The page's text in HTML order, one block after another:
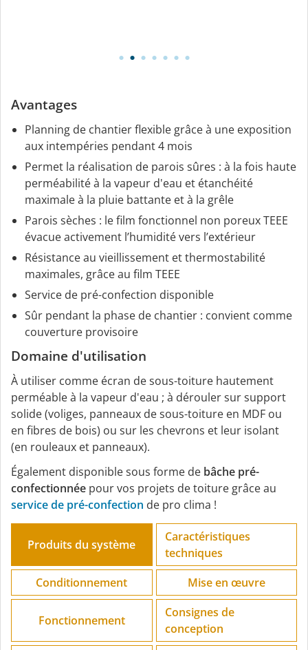
Avantages
Planning de chantier flexible grâce à une exposition
aux intempéries pendant 4 mois
Permet la réalisation de parois sûres : à la fois haute
perméabilité à la vapeur d'eau et étanchéité
maximale à la pluie battante et à la grêle
Parois sèches : le film fonctionnel non poreux TEEE
évacue activement l’humidité vers l’extérieur
Résistance au vieillissement et thermostabilité
maximales, grâce au film TEEE
Service de pré-confection disponible
Sûr pendant la phase de chantier : convient comme
couverture provisoire
Domaine d'utilisation
À utiliser comme écran de sous-toiture hautement
perméable à la vapeur d'eau ; à dérouler sur support
solide (voliges, panneaux de sous-toiture en MDF ou
en fibres de bois) ou sur les chevrons et leur isolant
(en rouleaux et panneaux).
Également disponible sous forme de bâche pré-
confectionnée pour vos projets de toiture grâce au
service de pré-confection de pro clima !
Produits du système
Caractéristiques
techniques
Conditionnement
Mise en œuvre
Fonctionnement
Consignes de
conception